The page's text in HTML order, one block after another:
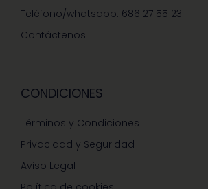
Teléfono/whatsapp: 686 27 55 23
Contáctenos
CONDICIONES
Términos y Condiciones
Privacidad y Seguridad
Aviso Legal